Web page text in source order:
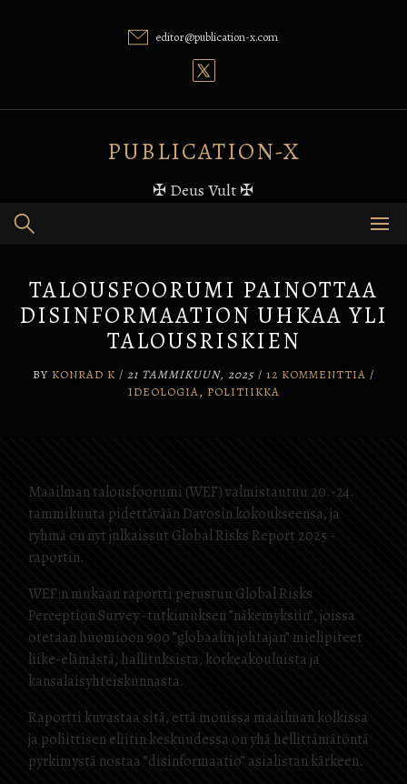
editor@publication-x.com
PUBLICATION-X
✠ Deus Vult ✠
TALOUSFOORUMI PAINOTTAA
DISINFORMAATION UHKAA YLI
TALOUSRISKIEN
BY KONRAD K / 21 TAMMIKUUN, 2025 / 12 KOMMENTTIA /
IDEOLOGIA, POLITIIKKA
Maailman talousfoorumi (WEF) valmistautuu 20.-24.
tammikuuta pidettävään Davosin kokoukseensa, ja
ryhmä on nyt julkaissut Global Risks Report 2025 -
raportin.
WEF:n mukaan raportti perustuu Global Risks
Perception Survey -tutkimuksen ”näkemyksiin”, joissa
otetaan huomioon 900 ”globaalin johtajan” mielipiteet
liike-elämästä, hallituksista, korkeakouluista ja
kansalaisyhteiskunnasta.
Raportti kuvastaa sitä, että monissa maailman kolkissa
ja poliittisen eliitin keskuudessa on yhä hellittämätöntä
pyrkimystä nostaa ”disinformaatio” asialistan kärkeen.